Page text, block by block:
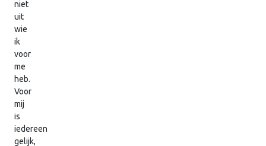
niet
uit
wie
ik
voor
me
heb.
Voor
mij
is
iedereen
gelijk,